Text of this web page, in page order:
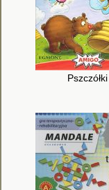
Pszczółki